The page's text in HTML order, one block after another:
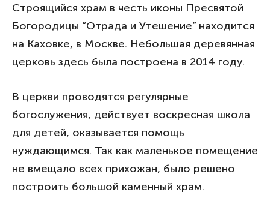
Строящийся храм в честь иконы Пресвятой
Богородицы “Отрада и Утешение” находится
на Каховке, в Москве. Небольшая деревянная
церковь здесь была построена в 2014 году.
В церкви проводятся регулярные
богослужения, действует воскресная школа
для детей, оказывается помощь
нуждающимся. Так как маленькое помещение
не вмещало всех прихожан, было решено
построить большой каменный храм.